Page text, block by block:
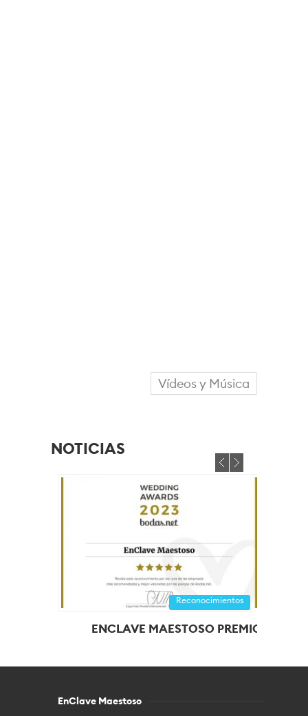
Vídeos y Música
NOTICIAS
Reconocimientos
ENCLAVE MAESTOSO PREMIO...
EnClave Maestoso